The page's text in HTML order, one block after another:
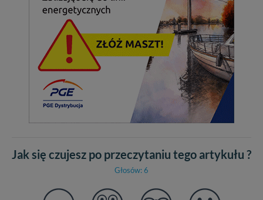
Jak się czujesz po przeczytaniu tego artykułu ?
Głosów: 6